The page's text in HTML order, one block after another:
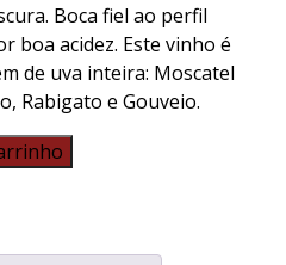
Boca fiel ao perfil
boa acidez. Este vinho é
de uva inteira: Moscatel
Rabigato e Gouveio.